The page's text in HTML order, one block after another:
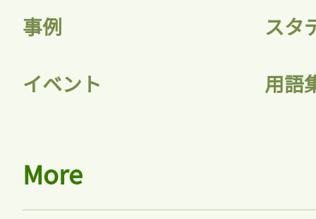
事例 スタ
イベント 用語
More